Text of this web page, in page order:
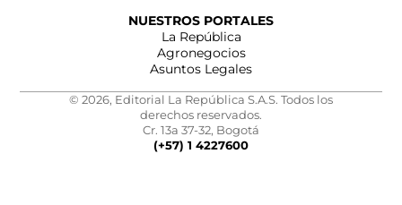
NUESTROS PORTALES
La República
Agronegocios
Asuntos Legales
© 2026, Editorial La República S.A.S. Todos los
derechos reservados.
Cr. 13a 37-32, Bogotá
(+57) 1 4227600